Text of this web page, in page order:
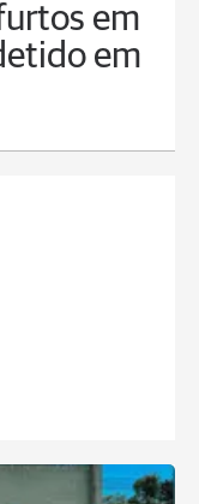
em
em